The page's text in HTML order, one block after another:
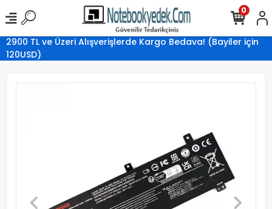
2900 TL ve Üzeri Alışverişlerde Kargo Bedava! (Bayiler için
120USD)
0